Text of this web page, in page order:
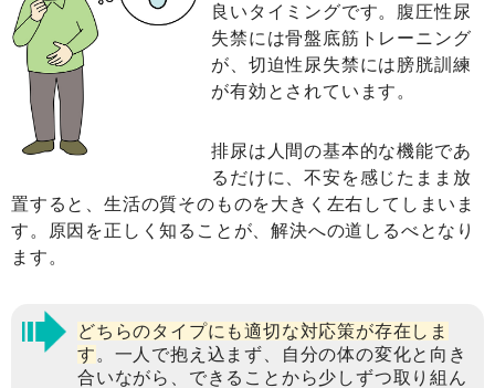
良いタイミングです。腹圧性尿
失禁には骨盤底筋トレーニング
が、切迫性尿失禁には膀胱訓練
が有効とされています。
排尿は人間の基本的な機能であ
るだけに、不安を感じたまま放
置すると、生活の質そのものを大きく左右してしまいま
す。原因を正しく知ることが、解決への道しるべとなり
ます。
どちらのタイプにも適切な対応策が存在しま
す 。一人で抱え込まず、自分の体の変化と向き
合いながら、できることから少しずつ取り組ん